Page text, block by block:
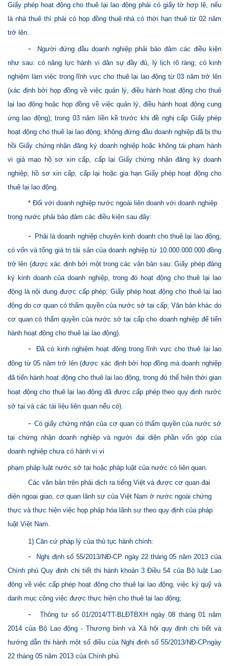
Giấy phép hoạt động cho thuê lại lao động phải có giấy tờ hợp lệ, nếu
là nhà thuê thì phải có họp đồng thuê nhà có thời hạn thuê từ 02 năm
trở lên.
-
Người đứng đầu doanh nghiệp phải bảo đảm các điều kiện
như sau: có năng lực hành vi dân sự đầy đủ, lý lịch rõ ràng; có kinh
nghiệm làm việc trong lĩnh vực cho thuê lại lao động từ 03 năm trở lên
(xác định bởi họp đồng về việc quản lý, điều hành hoạt động cho thuê
lại lao động hoặc họp đồng về việc quản lý, điều hành hoạt động cung
ứng lao động); trong 03 năm liền kề trước khi đề nghị cấp Giấy phép
hoạt động cho thuê lại lao động, không đứng đầu doanh nghiệp đã bị thu
hồi Giấy chứng nhận đăng ký doanh nghiệp hoặc không tái phạm hành
vi giả mạo hồ sơ xin cấp, cấp lại Giấy chứng nhận đăng ký doanh
nghiệp, hồ sơ xin cấp, cấp lại hoặc gia hạn Giấy phép hoạt động cho
thuê lại lao động.
* Đối với doanh nghiệp nước ngoài liên doanh với doanh nghiệp
trong nước phải bảo đảm các điều kiện sau đây:
- Phải là doanh nghiệp chuyên kinh doanh cho thuê lại lao động,
có vốn và tổng giá trị tài sản của doanh nghiệp từ 10.000.000.000 đồng
trở lên (được xác định bởi một trong các văn bản sau: Giấy phép đăng
ký kinh doanh của doanh nghiệp, trong đó hoạt động cho thuê lại lao
động là nội dung được cấp phép; Giấy phép hoạt động cho thuê lại lao
động do cơ quan có thẩm quyền của nước sở tại cấp; Văn bản khác do
cơ quan có thẩm quyền của nước sở tại cấp cho doanh nghiệp để tiến
hành hoạt động cho thuê lại lao động).
-
Đã có kinh nghiệm hoạt động trong lĩnh vực cho thuê lại lao
động từ 05 năm trở lên (được xác định bởi họp đồng mà doanh nghiệp
đã tiến hành hoạt động cho thuê lại lao động, trong đó thể hiện thời gian
hoạt động cho thuê lại lao động đã được cấp phép theo quy định nước
sở tại và các tài liệu liên quan nếu có).
- Có giấy chứng nhận của cơ quan có thẩm quyền của nước sở
tại chứng nhận doanh nghiệp và người đại diện phần vốn góp của
doanh nghiệp chưa có hành vi vi
phạm pháp luật nước sở tại hoặc pháp luật của nước có liên quan.
Các văn bản trên phải dịch ra tiếng Việt và được cơ quan đại
diện ngoại giao, cơ quan lãnh sự của Việt Nam ở nước ngoài chứng
thực và thực hiện việc họp pháp hóa lãnh sự theo quy định của pháp
luật Việt Nam.
1) Căn cứ pháp lý của thủ tục hành chính:
-
Nghị định số 55/2013/NĐ-CP ngày 22 tháng 05 năm 2013 của
Chính phủ Quy định chi tiết thi hành khoản 3 Điều 54 của Bộ luật Lao
động về việc cấp phép hoạt động cho thuê lại lao động, việc ký quỹ và
danh mục công việc được thực hiện cho thuê lại lao động;
-
Thông tư số 01/2014/TT-BLĐTBXH ngày 08 tháng 01 năm
2014 của Bộ Lao động - Thương binh và Xã hội quy định chi tiết và
hướng dẫn thi hành một số điều của Nghị định số 55/2013/NĐ-CPngày
22 tháng 05 năm 2013 của Chính phủ.